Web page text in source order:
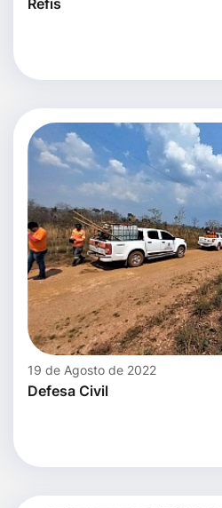
19 de Agosto de 2022
Defesa Civil